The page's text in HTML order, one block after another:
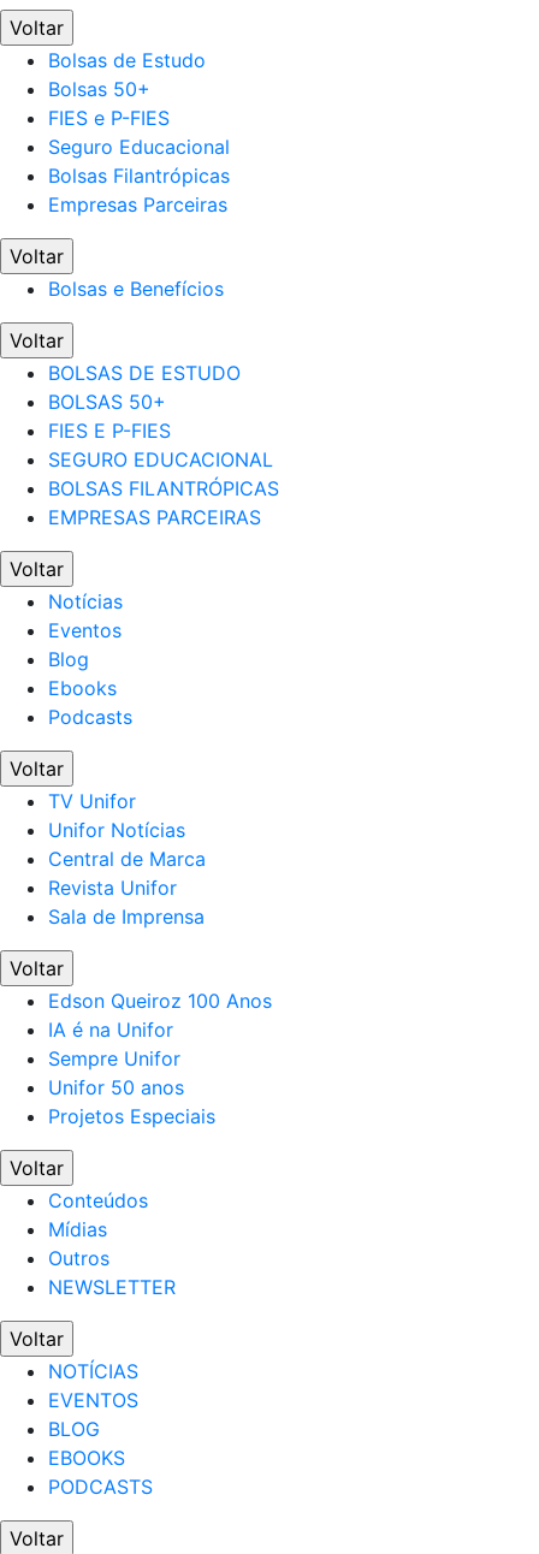
Voltar
Bolsas de Estudo
Bolsas 50+
FIES e P-FIES
Seguro Educacional
Bolsas Filantrópicas
Empresas Parceiras
Voltar
Bolsas e Benefícios
Voltar
BOLSAS DE ESTUDO
BOLSAS 50+
FIES E P-FIES
SEGURO EDUCACIONAL
BOLSAS FILANTRÓPICAS
EMPRESAS PARCEIRAS
Voltar
Notícias
Eventos
Blog
Ebooks
Podcasts
Voltar
TV Unifor
Unifor Notícias
Central de Marca
Revista Unifor
Sala de Imprensa
Voltar
Edson Queiroz 100 Anos
IA é na Unifor
Sempre Unifor
Unifor 50 anos
Projetos Especiais
Voltar
Conteúdos
Mídias
Outros
NEWSLETTER
Voltar
NOTÍCIAS
EVENTOS
BLOG
EBOOKS
PODCASTS
Voltar